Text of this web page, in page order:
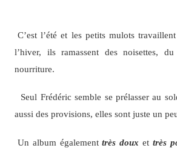
C’est l’été et les petits mulots
l’hiver, ils ramassent des noisettes,
nourriture.
Seul Frédéric semble se prélasser au
aussi des provisions, elles sont juste un
Un album égalementtrès doux et très